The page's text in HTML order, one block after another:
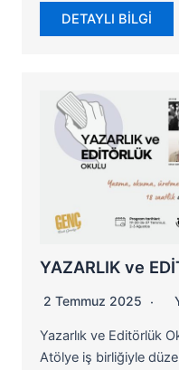
DETAYLI BİLGİ
YAZARLIK ve
2 Temmuz 2025
Yazarlık ve Editörlük
Atölye iş birliğiyle